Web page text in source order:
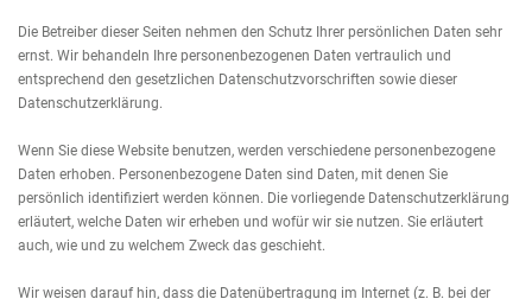
Die Betreiber dieser Seiten nehmen den Schutz Ihrer persönlichen Daten sehr
ernst. Wir behandeln Ihre personenbezogenen Daten vertraulich und
entsprechend den gesetzlichen Datenschutzvorschriften sowie dieser
Datenschutzerklärung.
Wenn Sie diese Website benutzen, werden verschiedene personenbezogene
Daten erhoben. Personenbezogene Daten sind Daten, mit denen Sie
persönlich identifiziert werden können. Die vorliegende Datenschutzerklärung
erläutert, welche Daten wir erheben und wofür wir sie nutzen. Sie erläutert
auch, wie und zu welchem Zweck das geschieht.
Wir weisen darauf hin, dass die Datenübertragung im Internet (z. B. bei der